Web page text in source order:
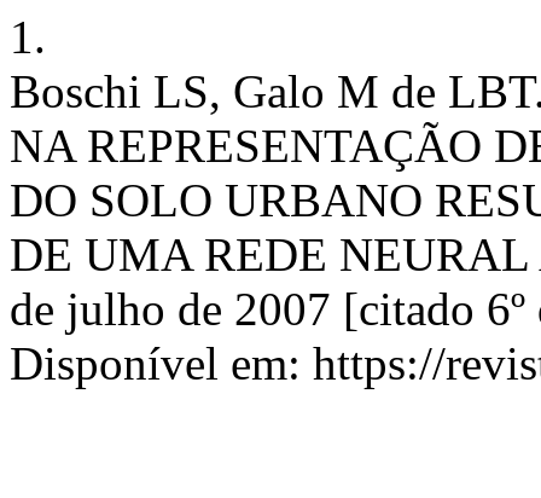
1.
Boschi LS, Galo M de
NA REPRESENTAÇÃO
DO SOLO URBANO
DE UMA REDE
de julho de 2007 [citado
Disponível em: https://